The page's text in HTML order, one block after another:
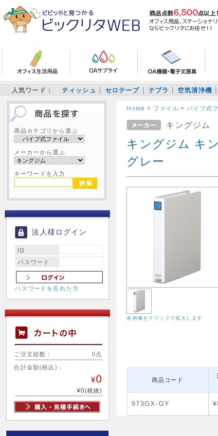
人気ワード： ティッシュ セロテープ テプラ 空気清浄機
商品カテゴリから選ぶ
メーカーから選ぶ
キーワードを入力
法人様ログイン
ID
パスワード
パスワードを忘れた方
ご注文総数： 0点
合計金額(税込)：
¥0
¥0(税抜)
Home > ファイル > パイプ式
キングジム
キングジム キ
グレー
各画像をクリックで拡大します
商品コード
973GX-GY